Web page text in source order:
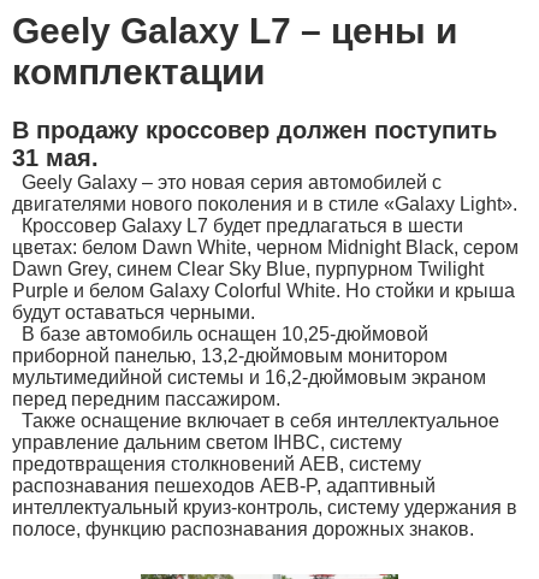
Geely Galaxy L7 – цены и
комплектации
В продажу кроссовер должен поступить
31 мая.
Geely Galaxy – это новая серия автомобилей с
двигателями нового поколения и в стиле «Galaxy Light».
Кроссовер Galaxy L7 будет предлагаться в шести
цветах: белом Dawn White, черном Midnight Black, сером
Dawn Grey, синем Clear Sky Blue, пурпурном Twilight
Purple и белом Galaxy Colorful White. Но стойки и крыша
будут оставаться черными.
В базе автомобиль оснащен 10,25-дюймовой
приборной панелью, 13,2-дюймовым монитором
мультимедийной системы и 16,2-дюймовым экраном
перед передним пассажиром.
Также оснащение включает в себя интеллектуальное
управление дальним светом IHBC, систему
предотвращения столкновений AEB, систему
распознавания пешеходов AEB-P, адаптивный
интеллектуальный круиз-контроль, систему удержания в
полосе, функцию распознавания дорожных знаков.